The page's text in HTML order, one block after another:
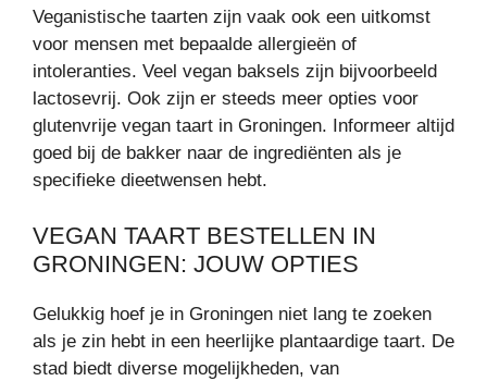
Veganistische taarten zijn vaak ook een uitkomst
voor mensen met bepaalde allergieën of
intoleranties. Veel vegan baksels zijn bijvoorbeeld
lactosevrij. Ook zijn er steeds meer opties voor
glutenvrije vegan taart in Groningen. Informeer altijd
goed bij de bakker naar de ingrediënten als je
specifieke dieetwensen hebt.
VEGAN TAART BESTELLEN IN
GRONINGEN: JOUW OPTIES
Gelukkig hoef je in Groningen niet lang te zoeken
als je zin hebt in een heerlijke plantaardige taart. De
stad biedt diverse mogelijkheden, van